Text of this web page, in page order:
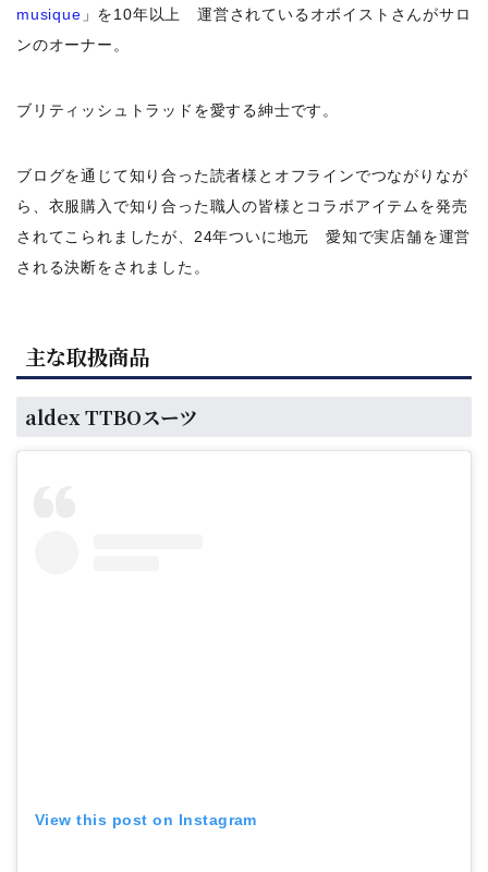
musique 」を10年以上 運営されているオボイストさんがサロ
ンのオーナー。
ブリティッシュトラッドを愛する紳士です。
ブログを通じて知り合った読者様とオフラインでつながりなが
ら、衣服購入で知り合った職人の皆様とコラボアイテムを発売
されてこられましたが、24年ついに地元 愛知で実店舗を運営
される決断をされました。
主な取扱商品
aldex TTBOスーツ
View this post on Instagram